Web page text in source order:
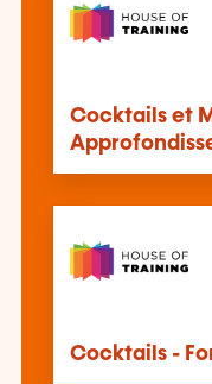
Cocktails et
Cocktails -